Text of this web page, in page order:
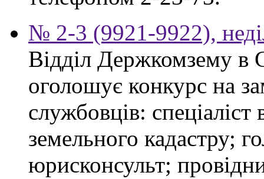
№ 2-3 (9921-9922),
Відділ Держкомзему в
оголошує конкурс на
службовців:
земельного кадастру;
юрисконсульт;